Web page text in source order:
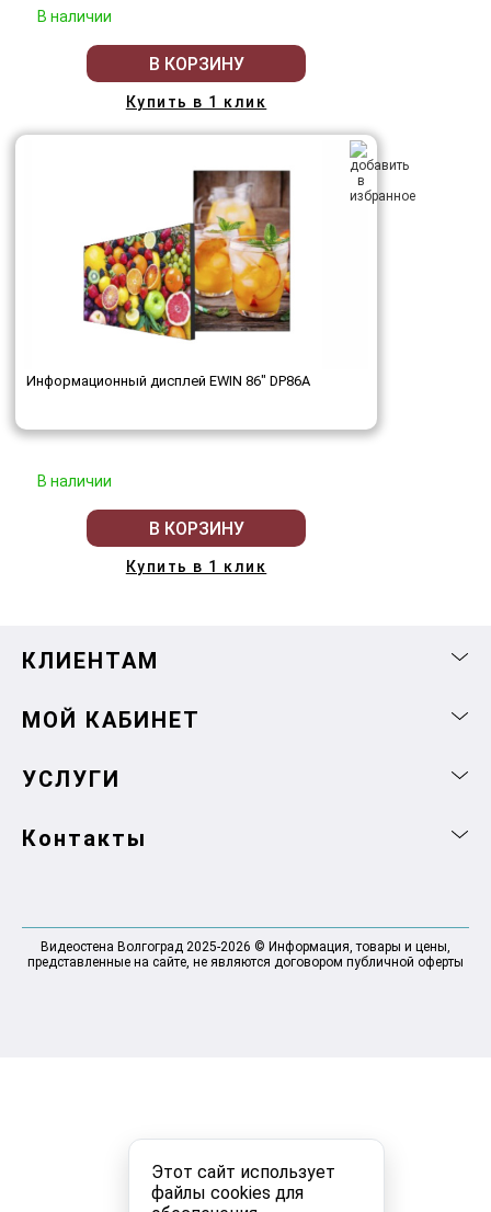
Этот сайт использует
файлы cookies для
В наличии
В КОРЗИНУ
Купить в 1 клик
Информационный дисплей EWIN 86" DP86A
В наличии
В КОРЗИНУ
Купить в 1 клик
КЛИЕНТАМ
МОЙ КАБИНЕТ
УСЛУГИ
Контакты
Видеостена Волгоград 2025-2026 © Информация, товары и цены,
представленные на сайте, не являются договором публичной оферты